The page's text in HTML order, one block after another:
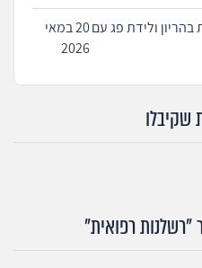
בהריון ולידת פג עם
20 במאי
2026
שקיבלו
"רשלנות רפואית"